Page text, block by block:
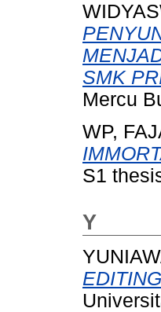
SMK
Mercu
WP,
S1
Y